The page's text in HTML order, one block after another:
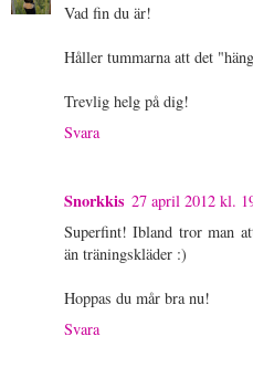
Vad fin du är!
Håller tummarna att det
Trevlig helg på dig!
Svara
Snorkkis 27 april 2012 kl.
Superfint! Ibland tror man
än träningskläder :)
Hoppas du mår bra nu!
Svara